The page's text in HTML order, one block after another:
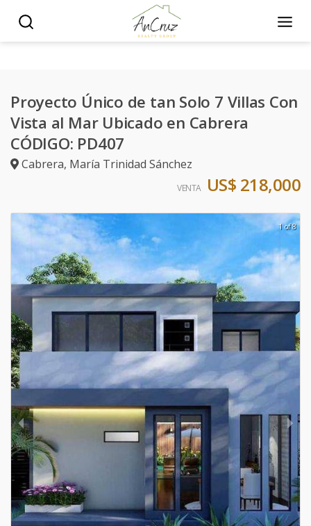
Proyecto Único de tan Solo 7 Villas Con
Vista al Mar Ubicado en Cabrera
CÓDIGO: PD407
Cabrera, María Trinidad Sánchez
VENTA US$ 218,000
1 of 8